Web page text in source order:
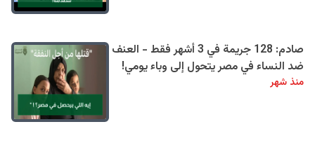
صادم: 128 جريمة في 3 أشهر فقط - العنف
ضد النساء في مصر يتحول إلى وباء يومي!
منذ شهر